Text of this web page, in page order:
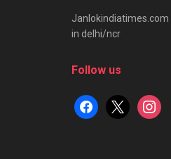
Janlokindiatimes.com
in delhi/ncr
Follow us
facebook
x